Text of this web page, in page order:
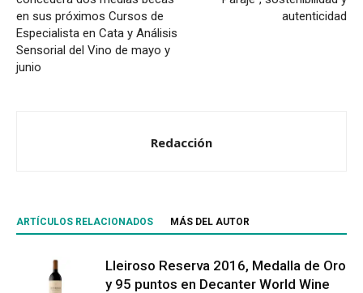
en sus próximos Cursos de
Especialista en Cata y Análisis
Sensorial del Vino de mayo y
junio
autenticidad
Redacción
ARTÍCULOS RELACIONADOS MÁS DEL AUTOR
Lleiroso Reserva 2016, Medalla de Oro
y 95 puntos en Decanter World Wine